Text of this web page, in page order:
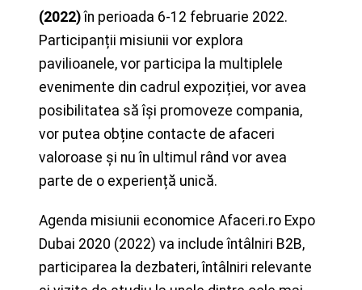
(2022)în perioada 6-12 februarie 2022.
Participanții misiunii vor explora
pavilioanele, vor participa la multiplele
evenimente din cadrul expoziției, vor avea
posibilitatea să își promoveze compania,
vor putea obține contacte de afaceri
valoroase și nu în ultimul rând vor avea
parte de o experiență unică.
Agenda misiunii economice Afaceri.ro Expo
Dubai 2020 (2022) va include întâlniri B2B,
participarea la dezbateri, întâlniri relevante